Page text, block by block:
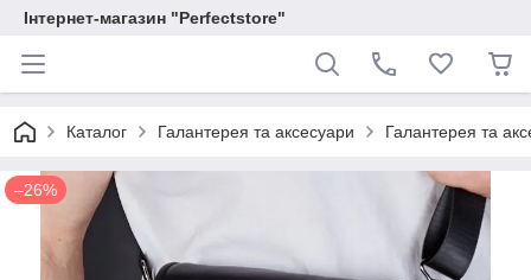
Інтернет-магазин "Perfectstore"
Каталог Галантерея та аксесуари Галантерея та
–26%